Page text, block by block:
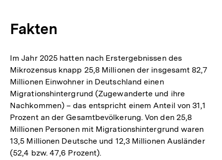
Fakten
Im Jahr 2025 hatten nach Erstergebnissen des
Mikrozensus knapp 25,8 Millionen der insgesamt 82,7
Millionen Einwohner in Deutschland einen
Migrationshintergrund (Zugewanderte und ihre
Nachkommen) – das entspricht einem Anteil von 31,1
Prozent an der Gesamtbevölkerung. Von den 25,8
Millionen Personen mit Migrationshintergrund waren
13,5 Millionen Deutsche und 12,3 Millionen Ausländer
(52,4 bzw. 47,6 Prozent).